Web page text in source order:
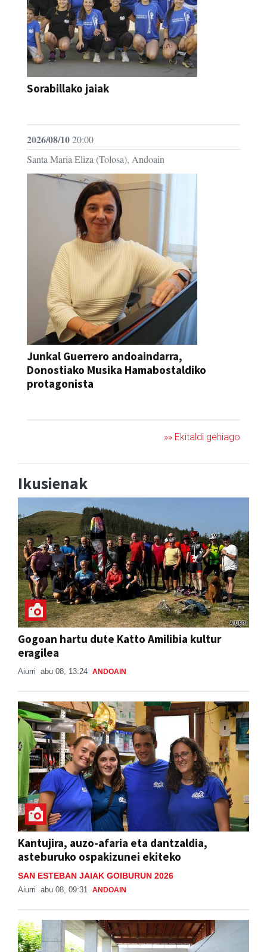
Sorabillako jaiak
2026/08/1020:00
Santa Maria Eliza (Tolosa), Andoain
Junkal Guerrero andoaindarra,
Donostiako Musika Hamabostaldiko
protagonista
»» Ekitaldi gehiago
Ikusienak
Gogoan hartu dute Katto Amilibia kultur
eragilea
Aiurri abu 08, 13:24 ANDOAIN
Kantujira, auzo-afaria eta dantzaldia,
asteburuko ospakizunei ekiteko
SAN ESTEBAN JAIAK GOIBURUN 2026
Aiurri abu 08, 09:31 ANDOAIN